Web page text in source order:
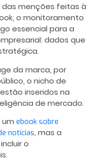
menções feitas à
o monitoramento
essencial para a
dados que
da marca, por
o nicho de
inseridos na
de mercado.
um ebook sobre
notícias, mas a
o